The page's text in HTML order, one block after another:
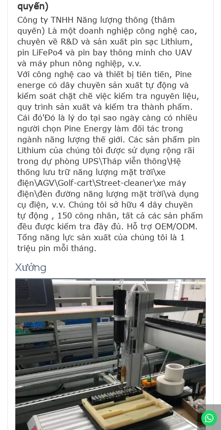
quyến)
Công ty TNHH Năng lượng thông (thâm
quyến) Là một doanh nghiệp công nghệ cao,
chuyên về R&D và sản xuất pin sạc Lithium,
pin LiFePo4 và pin bay thông minh cho UAV
và máy phun nông nghiệp, v.v.
Với công nghệ cao và thiết bị tiên tiến, Pine
energe có dây chuyền sản xuất tự động và
kiểm soát chặt chẽ việc kiểm tra nguyên liệu,
quy trình sản xuất và kiểm tra thành phẩm.
Cái đó'Đó là lý do tại sao ngày càng có nhiều
người chọn Pine Energy làm đối tác trong
ngành năng lượng thế giới. Các sản phẩm pin
Lithium của chúng tôi được sử dụng rộng rãi
trong dự phòng UPS\Tháp viễn thông\Hệ
thống lưu trữ năng lượng mặt trời\xe
điện\AGV\Golf-cart\Street-cleaner\xe máy
điện\đèn đường năng lượng mặt trời\và dụng
cụ điện, v.v. Chúng tôi sở hữu 4 dây chuyền
tự động , 150 công nhân, tất cả các sản phẩm
đều được kiểm tra đầy đủ. Hỗ trợ OEM/ODM.
Tổng năng lực sản xuất của chúng tôi là 1
triệu pin mỗi tháng.
Xưởng